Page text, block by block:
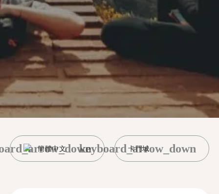
簡體中文 卡門城
keyboard_arrow_down